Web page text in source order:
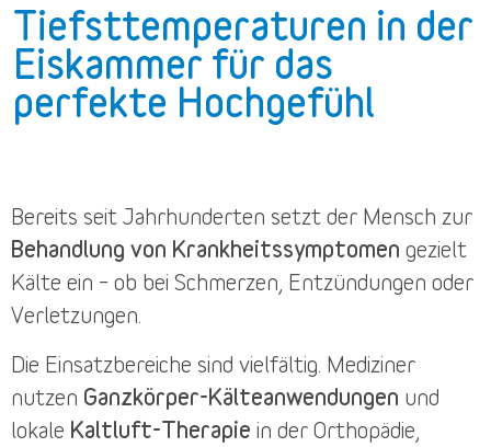
Tiefsttemperaturen in der
Eiskammer für das
perfekte Hochgefühl
Bereits seit Jahrhunderten setzt der Mensch zur
Behandlung von Krankheitssymptomen gezielt
Kälte ein – ob bei Schmerzen, Entzündungen oder
Verletzungen.
Die Einsatzbereiche sind vielfältig. Mediziner
nutzen Ganzkörper-Kälteanwendungen und
lokale Kaltluft-Therapie in der Orthopädie,